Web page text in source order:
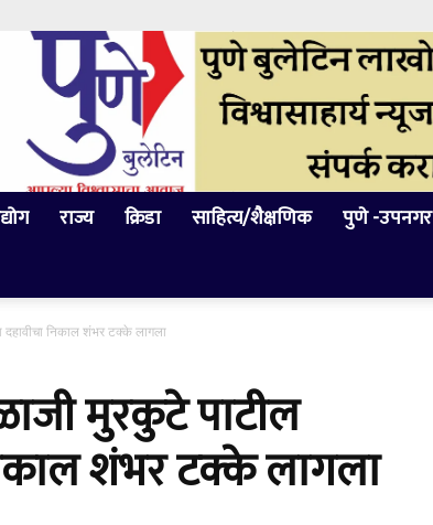
राज्य क्रिडा साहित्य/शैक्षणिक पुणे -उपनगर
दहावीचा निकाल शंभर टक्के लागला
मुरकुटे पाटील
शंभर टक्के लागला